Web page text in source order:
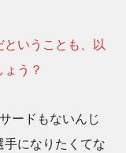
いうことも、以
う？
ードもないんじ
になりたくてな